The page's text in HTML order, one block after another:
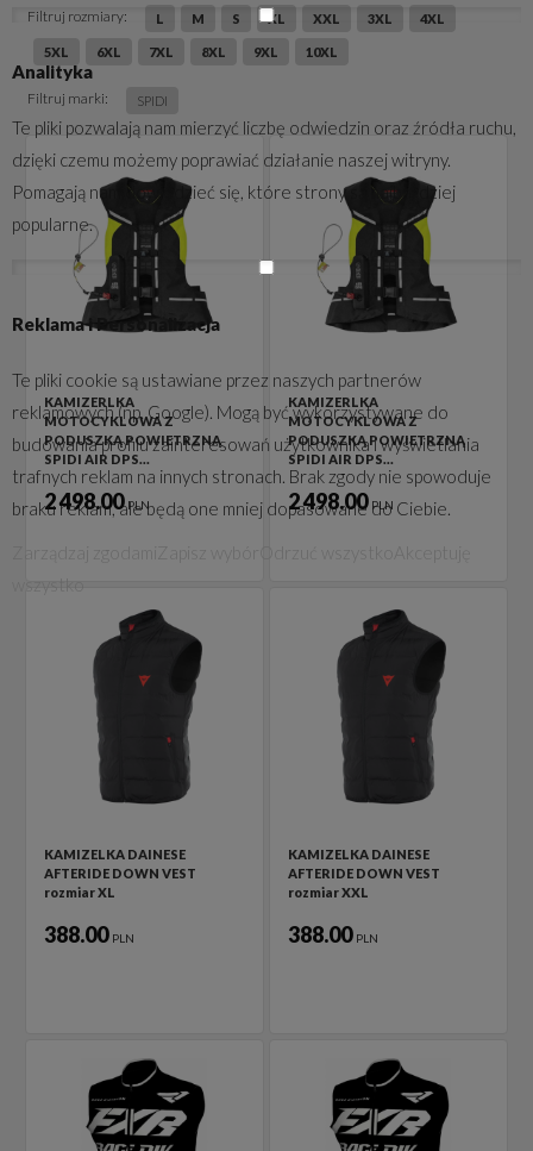
Filtruj rozmiary: L M S XL XXL 3XL 4XL
5XL 6XL 7XL 8XL 9XL 10XL
Filtruj marki: SPIDI
KAMIZERLKA
MOTOCYKLOWA Z
PODUSZKĄ POWIETRZNĄ
SPIDI AIR DPS…
2 498.00PLN
KAMIZERLKA
MOTOCYKLOWA Z
PODUSZKĄ POWIETRZNĄ
SPIDI AIR DPS…
2 498.00 PLN
KAMIZELKA DAINESE
AFTERIDE DOWN VEST
rozmiar XL
388.00 PLN
KAMIZELKA DAINESE
AFTERIDE DOWN VEST
rozmiar XXL
388.00 PLN
Analityka
Te pliki pozwalają nam mierzyć liczbę odwiedzin oraz źródła ruchu,
dzięki czemu możemy poprawiać działanie naszej witryny.
Pomagają nam dowiedzieć się, które strony są najbardziej
popularne.
Reklama i Personalizacja
Te pliki cookie są ustawiane przez naszych partnerów
reklamowych (np. Google). Mogą być wykorzystywane do
budowania profilu zainteresowań użytkownika i wyświetlania
trafnych reklam na innych stronach. Brak zgody nie spowoduje
braku reklam, ale będą one mniej dopasowane do Ciebie.
Zarządzaj zgodami